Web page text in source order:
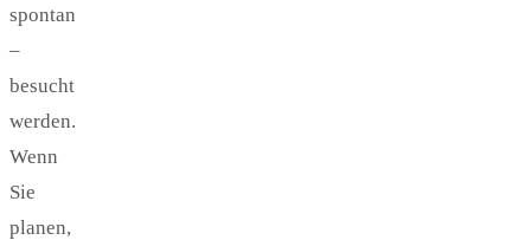
spontan
–
besucht
werden.
Wenn
Sie
planen,